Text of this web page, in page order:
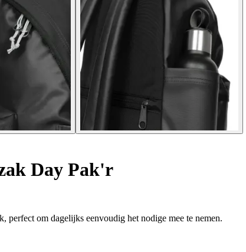
Day Pak'r
perfect om dagelijks eenvoudig het nodige mee te nemen.